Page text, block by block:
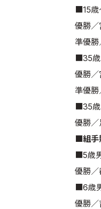
■15歳
優勝／
準優勝
■35歳
優勝
準優勝
■35歳
優勝／
■組手
■5歳
優勝
■6歳
優勝／